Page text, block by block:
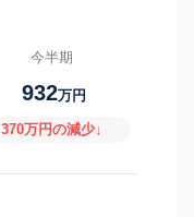
今半期
932万円
370万円の減少↓